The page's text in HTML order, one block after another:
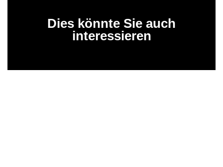
Dies könnte Sie auch
interessieren